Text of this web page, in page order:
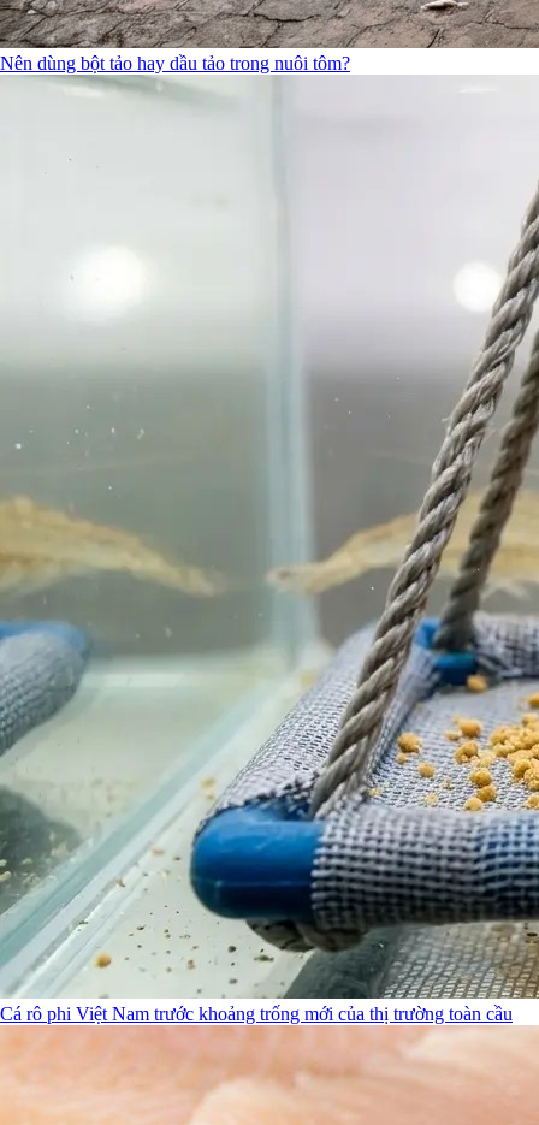
Nên dùng bột tảo hay dầu tảo trong nuôi tôm?
Cá rô phi Việt Nam trước khoảng trống mới của thị trường toàn cầu